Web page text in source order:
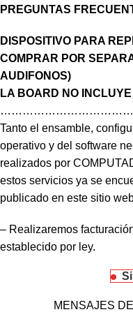
PREGUNTAS
DISPOSITIVO PARA
COMPRAR POR
AUDIFONOS)
LA BOARD NO
Tanto el ensamble,
operativo y del software
realizados por
estos servicios ya se
publicado en este sitio
– Realizaremos
establecido por ley.
MENSAJES